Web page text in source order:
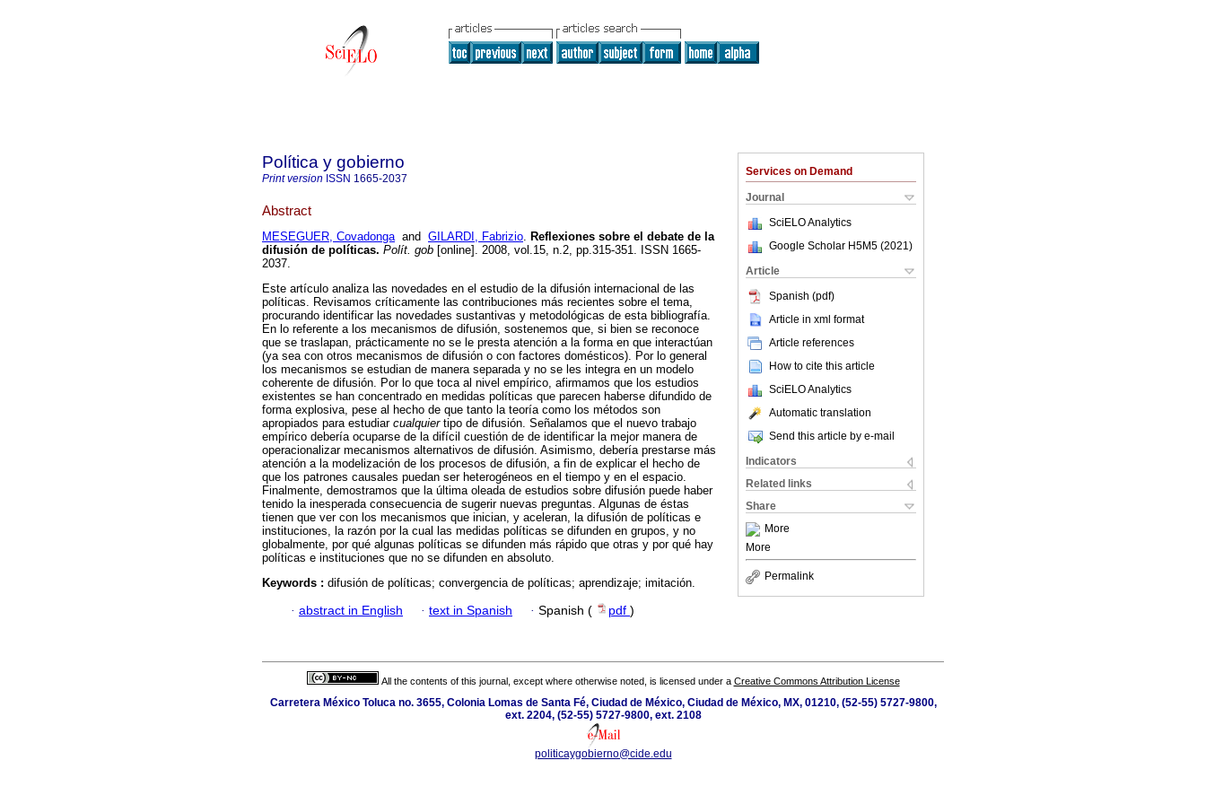
Services on Demand
Journal
SciELO Analytics
Google Scholar H5M5 (2021 )
Article
Spanish (pdf)
Article in xml format
Article references
How to cite this article
SciELO Analytics
Automatic translation
Send this article by e-mail
Indicators
Related links
Share
More
More
Permalink
Política y gobierno
Print version ISSN 1665-2037
Abstract
MESEGUER, Covadongaand GILARDI, Fabrizio. Reflexiones sobre el debate de la
difusión de políticas. Polít. gob [online]. 2008, vol.15, n.2, pp.315-351. ISSN 1665-
2037.
Este artículo analiza las novedades en el estudio de la difusión internacional de las
políticas. Revisamos críticamente las contribuciones más recientes sobre el tema,
procurando identificar las novedades sustantivas y metodológicas de esta bibliografía.
En lo referente a los mecanismos de difusión, sostenemos que, si bien se reconoce
que se traslapan, prácticamente no se le presta atención a la forma en que interactúan
(ya sea con otros mecanismos de difusión o con factores domésticos). Por lo general
los mecanismos se estudian de manera separada y no se les integra en un modelo
coherente de difusión. Por lo que toca al nivel empírico, afirmamos que los estudios
existentes se han concentrado en medidas políticas que parecen haberse difundido de
forma explosiva, pese al hecho de que tanto la teoría como los métodos son
apropiados para estudiar cualquier tipo de difusión. Señalamos que el nuevo trabajo
empírico debería ocuparse de la difícil cuestión de de identificar la mejor manera de
operacionalizar mecanismos alternativos de difusión. Asimismo, debería prestarse más
atención a la modelización de los procesos de difusión, a fin de explicar el hecho de
que los patrones causales puedan ser heterogéneos en el tiempo y en el espacio.
Finalmente, demostramos que la última oleada de estudios sobre difusión puede haber
tenido la inesperada consecuencia de sugerir nuevas preguntas. Algunas de éstas
tienen que ver con los mecanismos que inician, y aceleran, la difusión de políticas e
instituciones, la razón por la cual las medidas políticas se difunden en grupos, y no
globalmente, por qué algunas políticas se difunden más rápido que otras y por qué hay
políticas e instituciones que no se difunden en absoluto.
Keywords : difusión de políticas; convergencia de políticas; aprendizaje; imitación.
· abstract in English · text in Spanish · Spanish ( pdf )
All the contents of this journal, except where otherwise noted, is licensed under a Creative Commons Attribution License
Carretera México Toluca no. 3655, Colonia Lomas de Santa Fé, Ciudad de México, Ciudad de México, MX, 01210, (52-55) 5727-9800,
ext. 2204, (52-55) 5727-9800, ext. 2108
politicaygobierno@cide.edu